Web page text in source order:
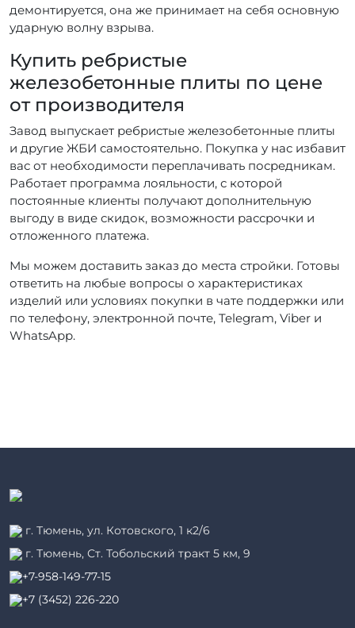
демонтируется, она же принимает на себя основную
ударную волну взрыва.
Купить ребристые
железобетонные плиты по цене
от производителя
Завод выпускает ребристые железобетонные плиты
и другие ЖБИ самостоятельно. Покупка у нас избавит
вас от необходимости переплачивать посредникам.
Работает программа лояльности, с которой
постоянные клиенты получают дополнительную
выгоду в виде скидок, возможности рассрочки и
отложенного платежа.
Мы можем доставить заказ до места стройки. Готовы
ответить на любые вопросы о характеристиках
изделий или условиях покупки в чате поддержки или
по телефону, электронной почте, Telegram, Viber и
WhatsApp.
г. Тюмень, ул. Котовского, 1 к2/6
г. Тюмень, ​Ст. Тобольский тракт 5 км, 9
+7-958-149-77-15
+7 (3452) 226-220